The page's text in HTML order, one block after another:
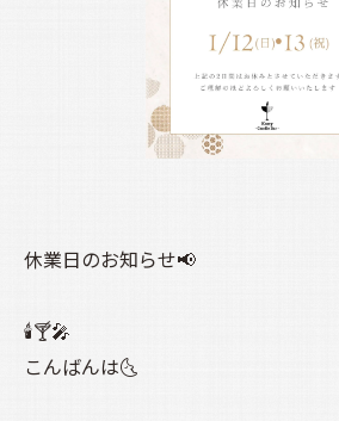
休業日のお知らせ📢
🕯️🍸️🎤
こんばんは🌜️